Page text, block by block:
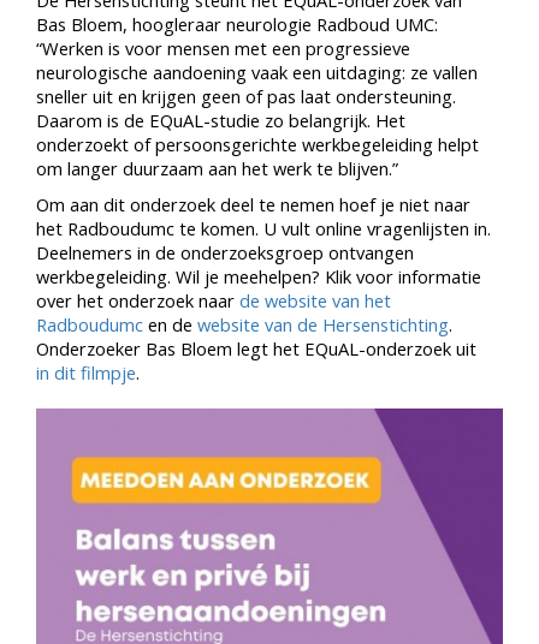
Bas Bloem, hoogleraar neurologie Radboud UMC:
“Werken is voor mensen met een progressieve
neurologische aandoening vaak een uitdaging: ze vallen
sneller uit en krijgen geen of pas laat ondersteuning.
Daarom is de EQuAL-studie zo belangrijk. Het
onderzoekt of persoonsgerichte werkbegeleiding helpt
om langer duurzaam aan het werk te blijven.”
Om aan dit onderzoek deel te nemen hoef je niet naar
het Radboudumc te komen. U vult online vragenlijsten in.
Deelnemers in de onderzoeksgroep ontvangen
werkbegeleiding. Wil je meehelpen? Klik voor informatie
over het onderzoek naar de website van het
Radboudumc en de website van de Hersenstichting.
Onderzoeker Bas Bloem legt het EQuAL-onderzoek uit
in dit filmpje.